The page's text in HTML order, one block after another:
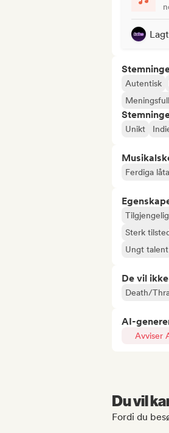
Autentisk
Unikt
Ferdiga
Sterk
Ungt talent
De vil
Death/
AI-
Avviser
Du vil
Fordi du